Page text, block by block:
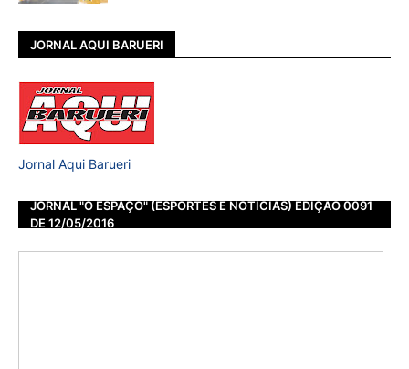
JORNAL AQUI BARUERI
Jornal Aqui Barueri
JORNAL "O ESPAÇO" (ESPORTES E NOTÍCIAS) EDIÇÃO 0091
DE 12/05/2016